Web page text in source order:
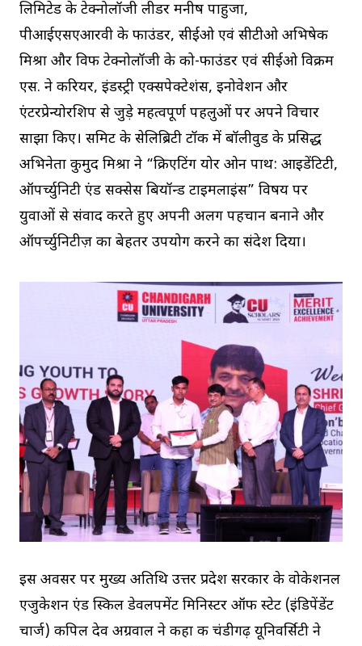
लिमिटेड के टेक्नोलॉजी लीडर मनीष पाहुजा,
पीआईएसएआरवी के फाउंडर, सीईओ एवं सीटीओ अभिषेक
मिश्रा और विफी टेक्नोलॉजी के को-फाउंडर एवं सीईओ विक्रम
एस. ने करियर, इंडस्ट्री एक्सपेक्टेशंस, इनोवेशन और
एंटरप्रेन्योरशिप से जुड़े महत्वपूर्ण पहलुओं पर अपने विचार
साझा किए। समिट के सेलिब्रिटी टॉक में बॉलीवुड के प्रसिद्ध
अभिनेता कुमुद मिश्रा ने “क्रिएटिंग योर ओन पाथ: आइडेंटिटी,
ऑपर्च्युनिटी एंड सक्सेस बियॉन्ड टाइमलाइंस” विषय पर
युवाओं से संवाद करते हुए अपनी अलग पहचान बनाने और
ऑपर्च्युनिटीज़ का बेहतर उपयोग करने का संदेश दिया।
इस अवसर पर मुख्य अतिथि उत्तर प्रदेश सरकार के वोकेशनल
एजुकेशन एंड स्किल डेवलपमेंट मिनिस्टर ऑफ स्टेट (इंडिपेंडेंट
चार्ज) कपिल देव अग्रवाल ने कहा की चंडीगढ़ यूनिवर्सिटी ने